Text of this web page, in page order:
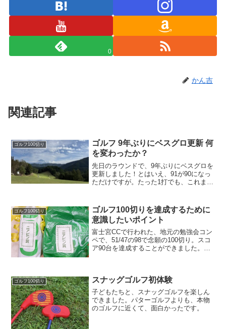
0
かん吉
関連記事
ゴルフ100切り
ゴルフ 9年ぶりにベスグロ更新 何
を変わったか？
先日のラウンドで、9年ぶりにベスグロを
更新しました！とはいえ、91が90になっ
ただけですが。たった1打でも、これまで
グは変えていて、最近のラウンドは90台
前半が多く...
ゴルフ100切り
ゴルフ100切りを達成するために
意識したいポイント
富士宮CCで行われた、地元の勉強会コン
ペで、51/47の98で念願の100切り。スコ
ア90台を達成することができました。OK
110...
ゴルフ100切り スナッグゴルフ初体験
子どもたちと、スナッグゴルフを楽しん
できました。パターゴルフよりも、本物
のゴルフに近くて、面白かったです。